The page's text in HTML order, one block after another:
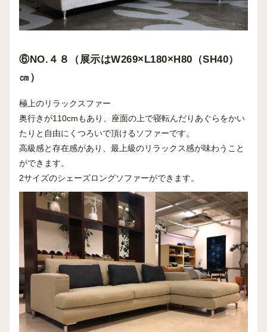
⑥NO.４８（展示はW269×L180×H80（SH40）
㎝）
極上のリラックスファー
奥行きが110cmもあり、座面の上で寝転んだりあぐらをかい
たりと自由にくつろいで頂けるソファーです。
高級感と存在感があり、最上級のリラックス感が味わうこと
ができます。
2サイズのシェーズロングソファーができます。